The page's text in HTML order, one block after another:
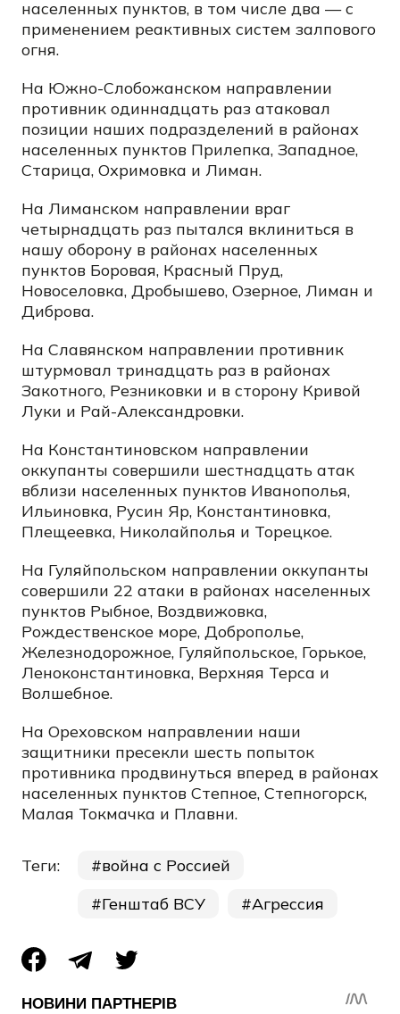
населенных пунктов, в том числе два — с
применением реактивных систем залпового
огня.
На Южно-Слобожанском направлении
противник одиннадцать раз атаковал
позиции наших подразделений в районах
населенных пунктов Прилепка, Западное,
Старица, Охримовка и Лиман.
На Лиманском направлении враг
четырнадцать раз пытался вклиниться в
нашу оборону в районах населенных
пунктов Боровая, Красный Пруд,
Новоселовка, Дробышево, Озерное, Лиман и
Диброва.
На Славянском направлении противник
штурмовал тринадцать раз в районах
Закотного, Резниковки и в сторону Кривой
Луки и Рай-Александровки.
На Константиновском направлении
оккупанты совершили шестнадцать атак
вблизи населенных пунктов Иванополья,
Ильиновка, Русин Яр, Константиновка,
Плещеевка, Николайполья и Торецкое.
На Гуляйпольском направлении оккупанты
совершили 22 атаки в районах населенных
пунктов Рыбное, Воздвижовка,
Рождественское море, Доброполье,
Железнодорожное, Гуляйпольское, Горькое,
Леноконстантиновка, Верхняя Терса и
Волшебное.
На Ореховском направлении наши
защитники пресекли шесть попыток
противника продвинуться вперед в районах
населенных пунктов Степное, Степногорск,
Малая Токмачка и Плавни.
Теги:
война с Россией
Генштаб ВСУ
Агрессия